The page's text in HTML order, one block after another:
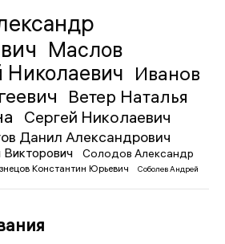
Маслов
Иванов
Ветер Наталья
Сергей Николаевич
Данил Александрович
Солодов Александр
Константин Юрьевич
Соболев Андрей